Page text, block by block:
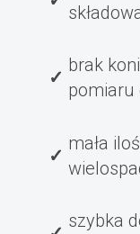
brak
pomiaru
mała
szybka